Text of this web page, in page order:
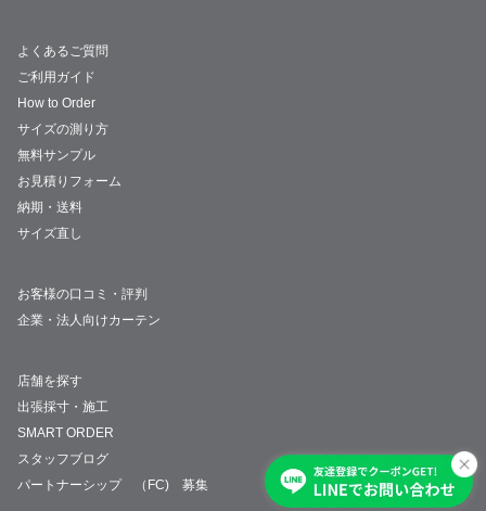
よくあるご質問
ご利用ガイド
How to Order
サイズの測り方
無料サンプル
お見積りフォーム
納期・送料
サイズ直し
お客様の口コミ・評判
企業・法人向けカーテン
店舗を探す
出張採寸・施工
SMART ORDER
スタッフブログ
パートナーシップ （FC) 募集